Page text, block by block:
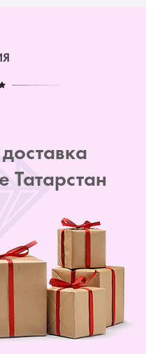
Татарстан